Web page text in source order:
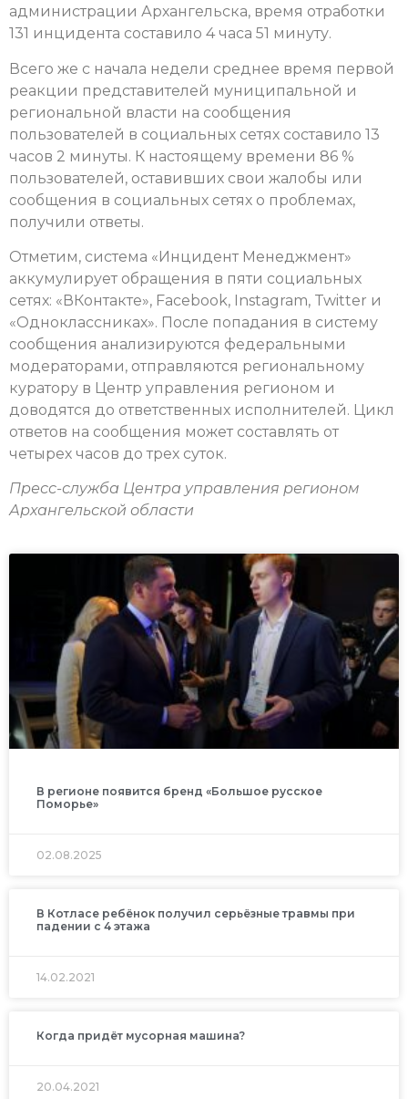
администрации Архангельска, время отработки
131 инцидента составило 4 часа 51 минуту.
Всего же с начала недели среднее время первой
реакции представителей муниципальной и
региональной власти на сообщения
пользователей в социальных сетях составило 13
часов 2 минуты. К настоящему времени 86 %
пользователей, оставивших свои жалобы или
сообщения в социальных сетях о проблемах,
получили ответы.
Отметим, система «Инцидент Менеджмент»
аккумулирует обращения в пяти социальных
сетях: «ВКонтакте», Facebook, Instagram, Twitter и
«Одноклассниках». После попадания в систему
сообщения анализируются федеральными
модераторами, отправляются региональному
куратору в Центр управления регионом и
доводятся до ответственных исполнителей. Цикл
ответов на сообщения может составлять от
четырех часов до трех суток.​
Пресс-служба Центра управления регионом
Архангельской области
В регионе появится бренд «Большое русское
Поморье»
02.08.2025
В Котласе ребёнок получил серьёзные травмы при
падении с 4 этажа
14.02.2021
Когда придёт мусорная машина?
20.04.2021